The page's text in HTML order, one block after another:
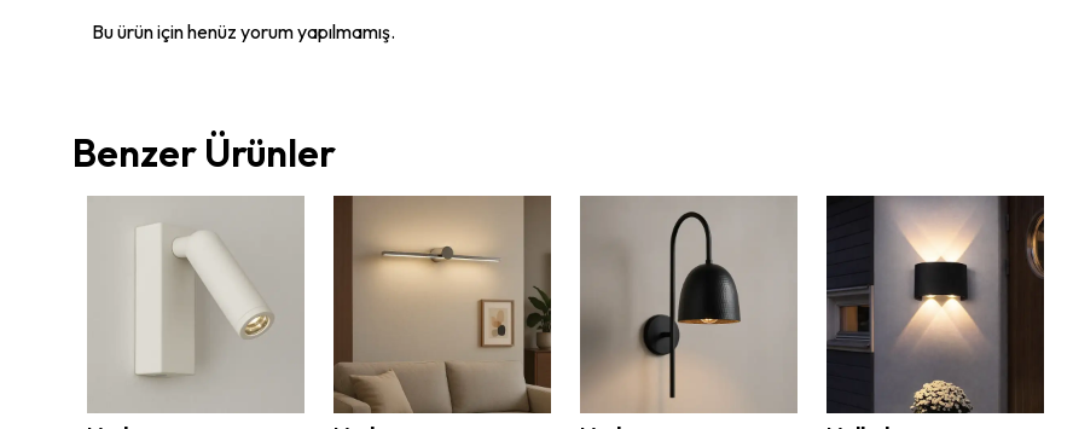
Bu ürün için henüz yorum yapılmamış.
Benzer Ürünler